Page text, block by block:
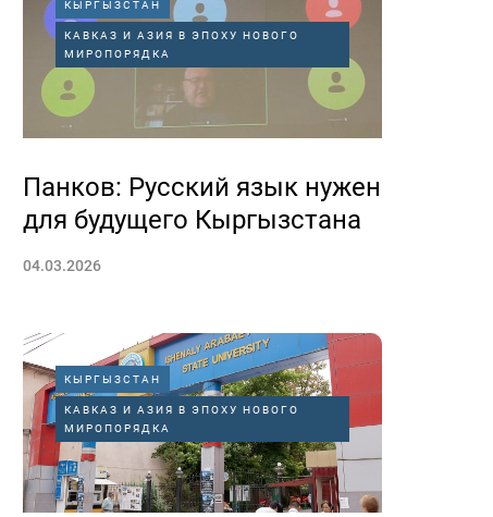
КЫРГЫЗСТАН
КАВКАЗ И АЗИЯ В ЭПОХУ НОВОГО
МИРОПОРЯДКА
Панков: Русский язык нужен
для будущего Кыргызстана
04.03.2026
КЫРГЫЗСТАН
КАВКАЗ И АЗИЯ В ЭПОХУ НОВОГО
МИРОПОРЯДКА